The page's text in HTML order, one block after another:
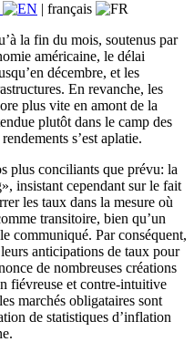
| français
la fin du mois, soutenus par
américaine, le délai
décembre, et les
En revanche, les
plus vite en amont de la
plutôt dans le camp des
s’est aplatie.
plus conciliants que prévu: la
insistant cependant sur le fait
les taux dans la mesure où
transitoire, bien qu’un
communiqué. Par conséquent,
anticipations de taux pour
de nombreuses créations
fiévreuse et contre-intuitive
marchés obligataires sont
de statistiques d’inflation